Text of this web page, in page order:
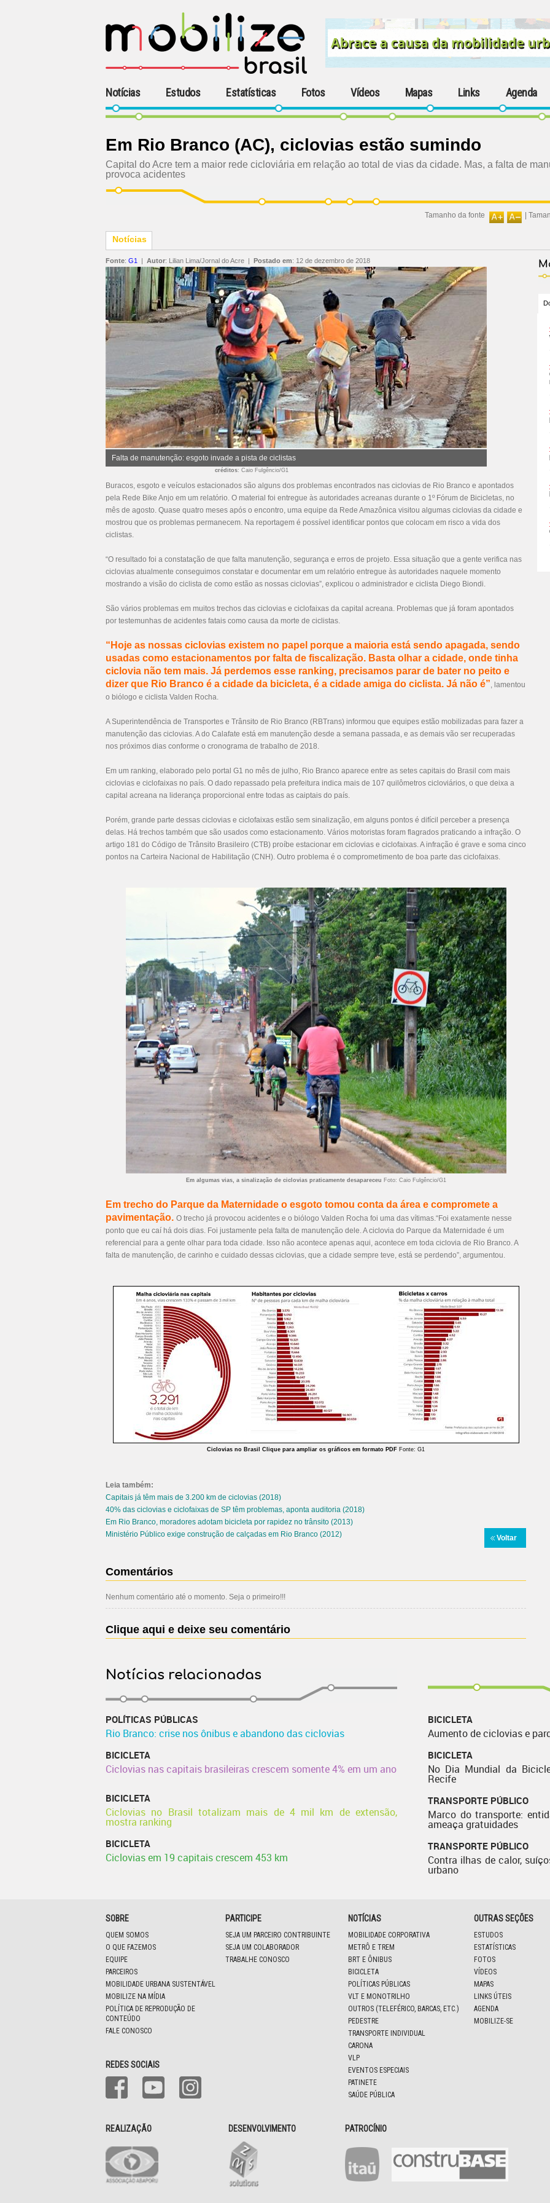
Notícias Estudos Estatísticas Fotos Vídeos Mapas Links Agenda
Em Rio Branco (AC), ciclovias estão sumindo
Capital do Acre tem a maior rede cicloviária em relação ao total de vias da cidade. Mas, a falta de
provoca acidentes
Tamanho da fonte
Notícias
Fonte: G1 | Autor: Lilian Lima/Jornal do Acre | Postado em: 12 de dezembro de 2018
Falta de manutenção: esgoto invade a pista de ciclistas
créditos: Caio Fulgêncio/G1
Buracos, esgoto e veículos estacionados são alguns dos problemas encontrados nas ciclovias de Rio Branco e apontados
pela Rede Bike Anjo em um relatório. O material foi entregue às autoridades acreanas durante o 1º Fórum de Bicicletas, no
mês de agosto. Quase quatro meses após o encontro, uma equipe da Rede Amazônica visitou algumas ciclovias da cidade e
mostrou que os problemas permanecem. Na reportagem é possível identificar pontos que colocam em risco a vida dos
ciclistas.
“O resultado foi a constatação de que falta manutenção, segurança e erros de projeto. Essa situação que a gente verifica nas
ciclovias atualmente conseguimos constatar e documentar em um relatório entregue às autoridades naquele momento
mostrando a visão do ciclista de como estão as nossas ciclovias”, explicou o administrador e ciclista Diego Biondi.
São vários problemas em muitos trechos das ciclovias e ciclofaixas da capital acreana. Problemas que já foram apontados
por testemunhas de acidentes fatais como causa da morte de ciclistas.
“Hoje as nossas ciclovias existem no papel porque a maioria está sendo apagada, sendo
usadas como estacionamentos por falta de fiscalização. Basta olhar a cidade, onde tinha
ciclovia não tem mais. Já perdemos esse ranking, precisamos parar de bater no peito e
dizer que Rio Branco é a cidade da bicicleta, é a cidade amiga do ciclista. Já não é”, lamentou
o biólogo e ciclista Valden Rocha.
A Superintendência de Transportes e Trânsito de Rio Branco (RBTrans) informou que equipes estão mobilizadas para fazer a
manutenção das ciclovias. A do Calafate está em manutenção desde a semana passada, e as demais vão ser recuperadas
nos próximos dias conforme o cronograma de trabalho de 2018.
Em um ranking, elaborado pelo portal G1 no mês de julho, Rio Branco aparece entre as setes capitais do Brasil com mais
ciclovias e ciclofaixas no país. O dado repassado pela prefeitura indica mais de 107 quilômetros cicloviários, o que deixa a
capital acreana na liderança proporcional entre todas as caiptais do país.
Porém, grande parte dessas ciclovias e ciclofaixas estão sem sinalização, em alguns pontos é difícil perceber a presença
delas. Há trechos também que são usados como estacionamento. Vários motoristas foram flagrados praticando a infração. O
artigo 181 do Código de Trânsito Brasileiro (CTB) proíbe estacionar em ciclovias e ciclofaixas. A infração é grave e soma cinco
pontos na Carteira Nacional de Habilitação (CNH). Outro problema é o comprometimento de boa parte das ciclofaixas.
Em algumas vias, a sinalização de ciclovias praticamente desapareceu Foto: Caio Fulgêncio/G1
Em trecho do Parque da Maternidade o esgoto tomou conta da área e compromete a
pavimentação. O trecho já provocou acidentes e o biólogo Valden Rocha foi uma das vítimas.“Foi exatamente nesse
ponto que eu caí há dois dias. Foi justamente pela falta de manutenção dele. A ciclovia do Parque da Maternidade é um
referencial para a gente olhar para toda cidade. Isso não acontece apenas aqui, acontece em toda ciclovia de Rio Branco. A
falta de manutenção, de carinho e cuidado dessas ciclovias, que a cidade sempre teve, está se perdendo”, argumentou.
Ciclovias no Brasil Clique para ampliar os gráficos em formato PDF Fonte: G1
Leia também:
Capitais já têm mais de 3.200 km de ciclovias (2018)
40% das ciclovias e ciclofaixas de SP têm problemas, aponta auditoria (2018)
Em Rio Branco, moradores adotam bicicleta por rapidez no trânsito (2013)
Ministério Público exige construção de calçadas em Rio Branco (2012) Voltar
Comentários
Nenhum comentário até o momento. Seja o primeiro!!!
Clique aqui e deixe seu comentário
Notícias relacionadas
POLÍTICAS PÚBLICAS
Rio Branco: crise nos ônibus e abandono das ciclovias
BICICLETA
Ciclovias nas capitais brasileiras crescem somente 4% em um ano
BICICLETA
Ciclovias no Brasil totalizam mais de 4 mil km de extensão,
mostra ranking
BICICLETA
Ciclovias em 19 capitais crescem 453 km
BICICLETA
Aumento de ciclovias e
BICICLETA
No Dia Mundial da
Recife
TRANSPORTE PÚBLICO
Marco do transporte:
ameaça gratuidades
TRANSPORTE PÚBLICO
Contra ilhas de calor,
urbano
SOBRE
QUEM SOMOS
O QUE FAZEMOS
EQUIPE
PARCEIROS
MOBILIDADE URBANA SUSTENTÁVEL
MOBILIZE NA MÍDIA
POLÍTICA DE REPRODUÇÃO DE
CONTEÚDO
FALE CONOSCO
PARTICIPE
SEJA UM PARCEIRO CONTRIBUINTE
SEJA UM COLABORADOR
TRABALHE CONOSCO
REDES SOCIAIS
NOTÍCIAS
MOBILIDADE CORPORATIVA
METRÔ E TREM
BRT E ÔNIBUS
BICICLETA
POLÍTICAS PÚBLICAS
VLT E MONOTRILHO
OUTROS (TELEFÉRICO, BARCAS, ETC.)
PEDESTRE
TRANSPORTE INDIVIDUAL
CARONA
VLP
EVENTOS ESPECIAIS
PATINETE
SAÚDE PÚBLICA
OUTRAS SEÇÕES
ESTUDOS
ESTATÍSTICAS
FOTOS
VÍDEOS
MAPAS
LINKS ÚTEIS
AGENDA
MOBILIZE-SE
REALIZAÇÃO DESENVOLVIMENTO PATROCÍNIO